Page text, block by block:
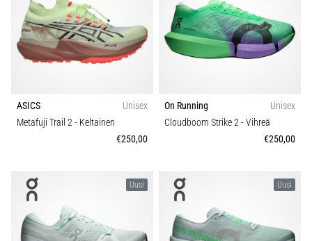
5. 8. 2026
Hiilihydraattitankkaus:
Miten
Sanotaan,
että
hiilihydraattitankkaus
eli
Toiminto
Kestävyys
Mukavuus ja pehmuste
Kengän leveys
Carbon
ASICS
Unisex
Metafuji Trail 2- Keltainen
€250,00
On Running
Unisex
Cloudboom Strike 2- Vihreä
€250,00
Uusi Uusi